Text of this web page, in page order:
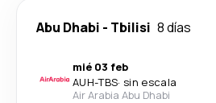
Abu Dhabi - Tbilisi 8 días
mié 03 feb
AUH-TBS· sin escala
Air Arabia Abu Dhabi